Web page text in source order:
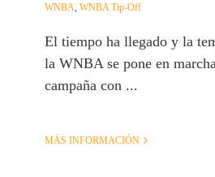
WNBA WNBA Tip-Off
El tiempo ha llegado y la
la WNBA se pone en
campaña con ...
MÁS INFORMACIÓN